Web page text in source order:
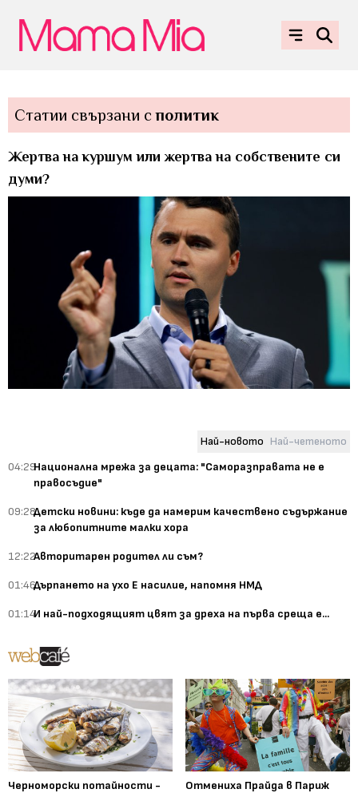
Статии свързани сполитик
Жертва на куршум или жертва на собствените си
думи?
Най-новото Най-четеното
04:29Национална мрежа за децата: "Саморазправата не е
правосъдие"
09:28Детски новини: къде да намерим качествено съдържание
за любопитните малки хора
12:22Авторитарен родител ли съм?
01:46Дърпането на ухо Е насилие, напомня НМД
01:14И най-подходящият цвят за дреха на първа среща е...
Черноморски потайности -
Отмениха Прайда в Париж